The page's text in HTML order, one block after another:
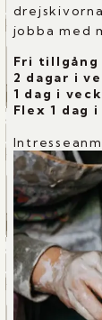
jobba med
Fri tillgång
2 dagar i
1 dag i
Flex 1 dag